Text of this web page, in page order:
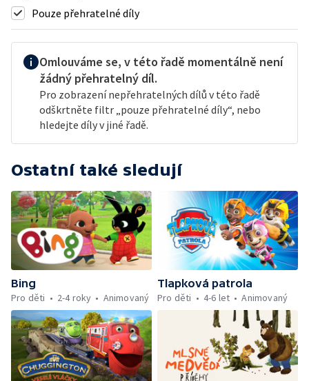
Pouze přehratelné díly
Omlouváme se, v této řadě momentálně není
žádný přehratelný díl.
Pro zobrazení nepřehratelných dílů v této řadě
odškrtněte filtr „pouze přehratelné díly“, nebo
hledejte díly v jiné řadě.
Ostatní také sledují
Bing
Pro děti
2-4 roky Animovaný
Tlapková patrola
Pro děti
4-6 let Animovaný